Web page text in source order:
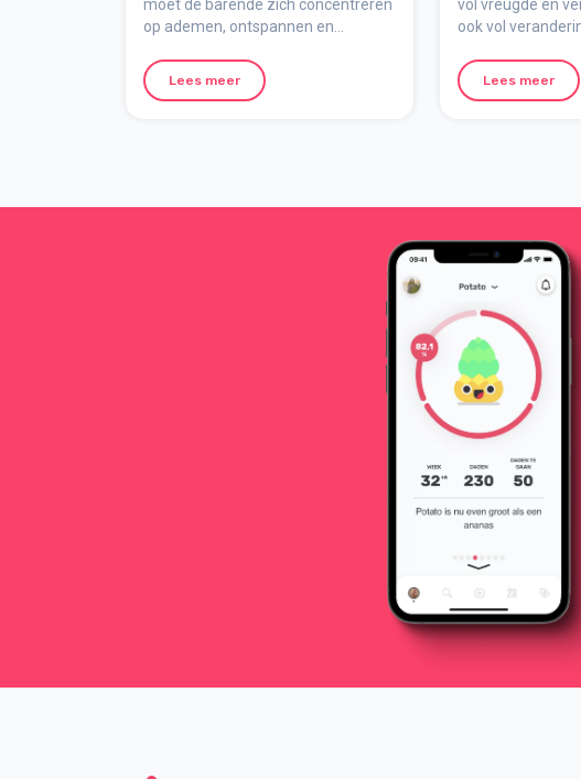
moet de barende zich concentreren
op ademen, ontspannen en
ondersteunende persoon is om te
steunen, aan te moedigen en te
bevalling.
Lees meer
komen
vol vreugde en
ook vol
in deze periode
crises, en dat is
band te
Lees meer